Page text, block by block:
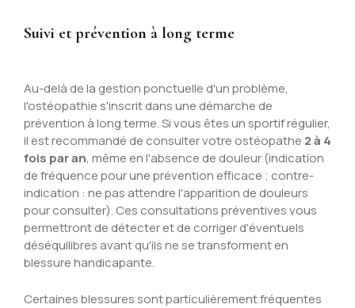
Suivi et prévention à long terme
Au-delà de la gestion ponctuelle d'un problème,
l'ostéopathie s'inscrit dans une démarche de
prévention à long terme. Si vous êtes un sportif régulier,
il est recommandé de consulter votre ostéopathe 2 à 4
fois par an, même en l'absence de douleur (indication
de fréquence pour une prévention efficace ; contre-
indication : ne pas attendre l'apparition de douleurs
pour consulter). Ces consultations préventives vous
permettront de détecter et de corriger d'éventuels
déséquilibres avant qu'ils ne se transforment en
blessure handicapante.
Certaines blessures sont particulièrement fréquentes